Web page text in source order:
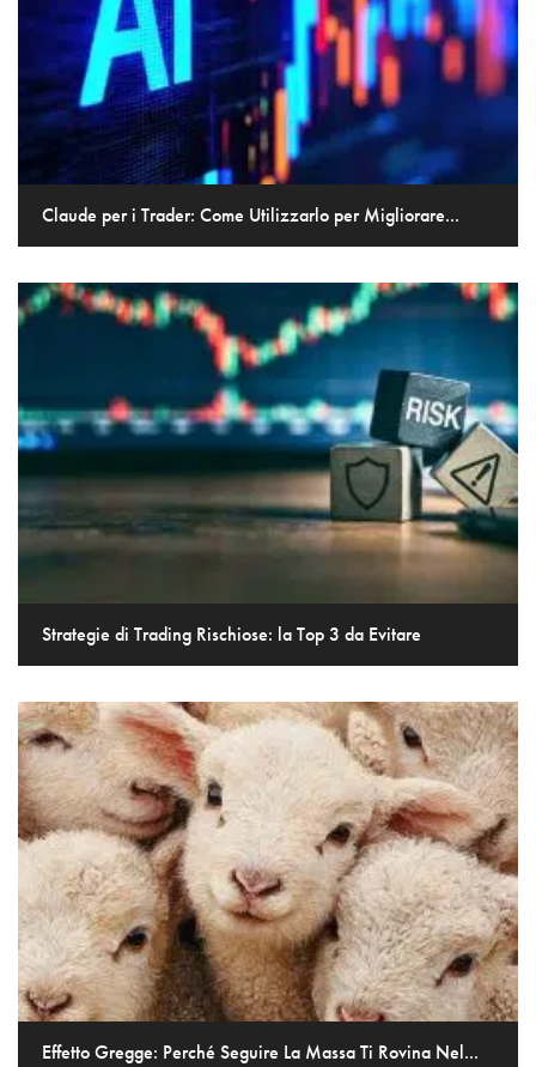
Claude per i Trader: Come Utilizzarlo per Migliorare...
Strategie di Trading Rischiose: la Top 3 da Evitare
Effetto Gregge: Perché Seguire La Massa Ti Rovina Nel...